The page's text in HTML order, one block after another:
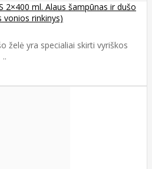
2×400 ml. Alaus šampūnas ir dušo
vonios rinkinys)
želė yra specialiai skirti vyriškos